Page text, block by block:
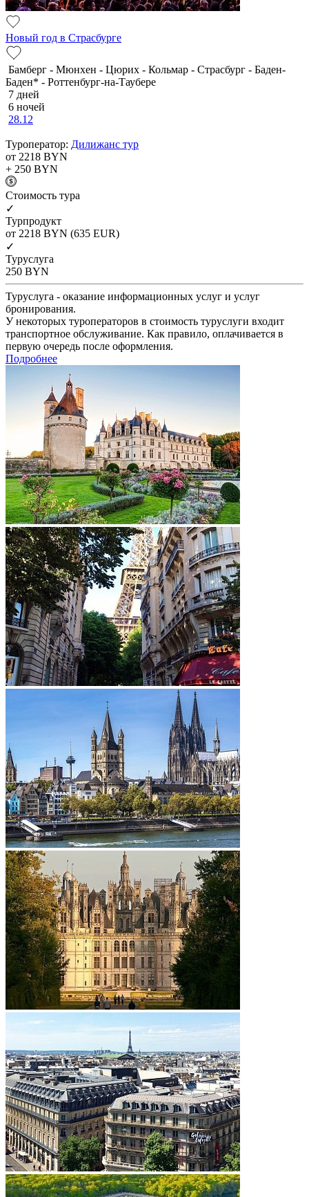
Новый год в Страсбурге
Бамберг - Мюнхен - Цюрих - Кольмар - Страсбург - Баден-
Баден* - Роттенбург-на-Таубере
7 дней
6 ночей
28.12
Туроператор: Дилижанс тур
от 2218 BYN
+ 250 BYN
Cтоимость тура
✓
Турпродукт
от 2218 BYN (635 EUR)
✓
Туруслуга
250 BYN
Туруслуга - оказание информационных услуг и услуг
бронирования.
У некоторых туроператоров в стоимость туруслуги входит
транспортное обслуживание. Как правило, оплачивается в
первую очередь после оформления.
Подробнее